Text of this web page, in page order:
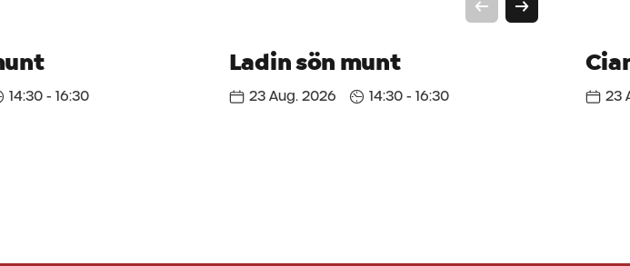
14:30 - 16:30
Ladin sön munt
23 Aug. 2026 14:30 - 16:30 23